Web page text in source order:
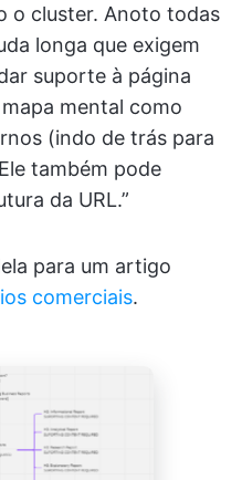
o cluster. Anoto todas
longa que exigem
suporte à página
mental como
(indo de trás para
também pode
da URL.”
para um artigo
comerciais.